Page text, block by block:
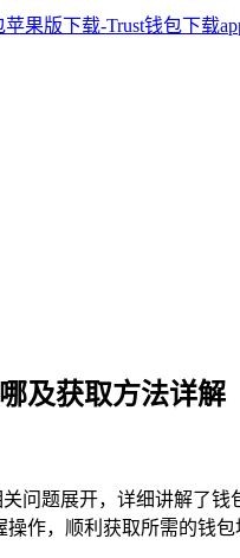
及获取方法详解
问题展开，详细讲解了
作，顺利获取所需的钱